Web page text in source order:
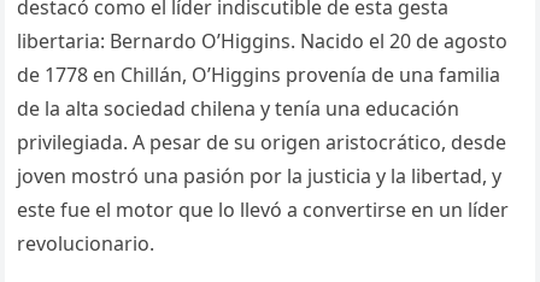
destacó como el líder indiscutible de esta gesta
libertaria: Bernardo O’Higgins. Nacido el 20 de agosto
de 1778 en Chillán, O’Higgins provenía de una familia
de la alta sociedad chilena y tenía una educación
privilegiada. A pesar de su origen aristocrático, desde
joven mostró una pasión por la justicia y la libertad, y
este fue el motor que lo llevó a convertirse en un líder
revolucionario.